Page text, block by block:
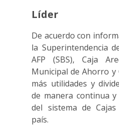
Líder
De acuerdo con
la Superintendencia
AFP (SBS), Caja
Municipal de Ahorro y
más utilidades y
de manera continua
del sistema de
país.